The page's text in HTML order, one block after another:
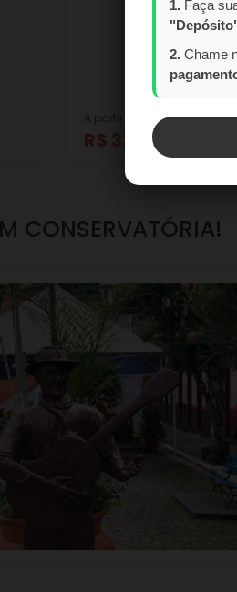
R$ 330,00
CONSERVATÓRIA!
1. Faça
2. Chame